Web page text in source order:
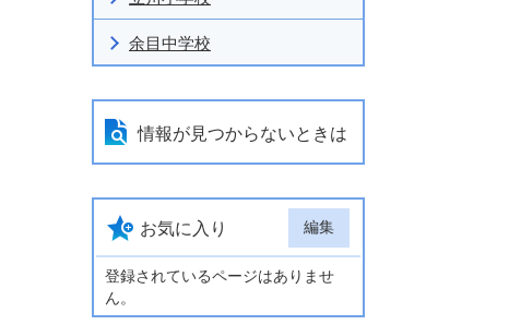
余目中学校
情報が見つからないときは
お気に入り 編集
登録されているページはありませ
ん。